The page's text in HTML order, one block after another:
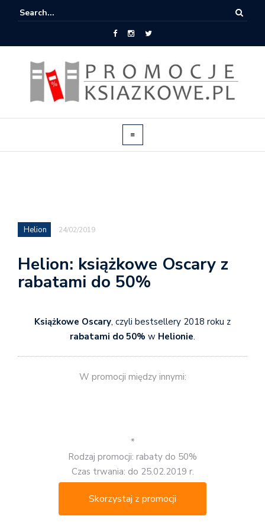
Helion 24/02/2019
Helion: książkowe Oscary z
rabatami do 50%
Książkowe Oscary, czyli bestsellery 2018 roku z
rabatami do 50% w Helionie.
W promocji między innymi:
*
Rodzaj promocji: rabaty do 50%
Czas trwania: do 25.02.2019 r.
Skorzystaj z promocji